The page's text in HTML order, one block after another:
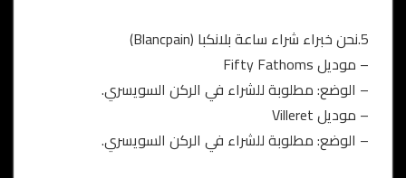
5.نحن خبراء شراء ساعة بلانكبا (Blancpain)
– موديل Fifty Fathoms
– الوضع: مطلوبة للشراء في الركن السويسري.
– موديل Villeret
– الوضع: مطلوبة للشراء في الركن السويسري.